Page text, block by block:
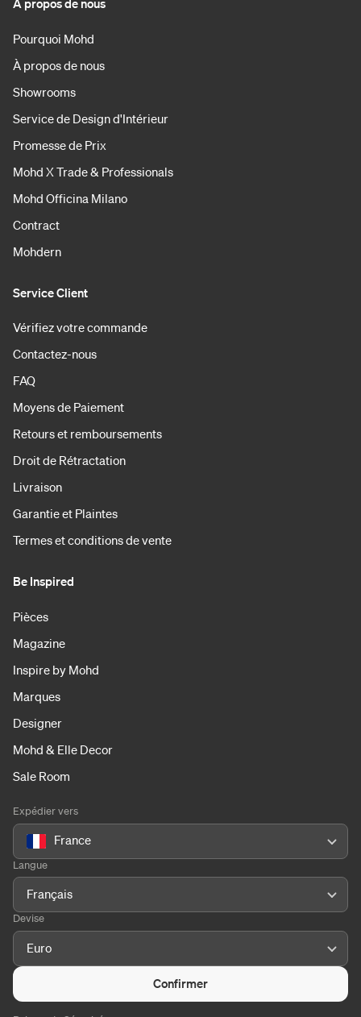
À propos de nous
Pourquoi Mohd
À propos de nous
Showrooms
Service de Design d'Intérieur
Promesse de Prix
Mohd X Trade & Professionals
Mohd Officina Milano
Contract
Mohdern
Service Client
Vérifiez votre commande
Contactez-nous
FAQ
Moyens de Paiement
Retours et remboursements
Droit de Rétractation
Livraison
Garantie et Plaintes
Termes et conditions de vente
Be Inspired
Pièces
Magazine
Inspire by Mohd
Marques
Designer
Mohd & Elle Decor
Sale Room
Expédier vers
France
Langue
Français
Devise
Euro
Confirmer